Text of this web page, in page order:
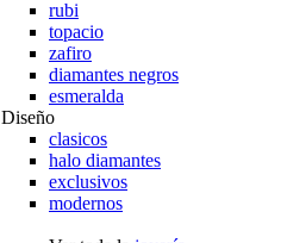
rubi
topacio
zafiro
diamantes negros
esmeralda
Diseño
clasicos
halo diamantes
exclusivos
modernos